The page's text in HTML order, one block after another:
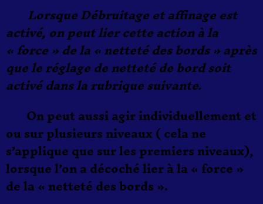
Lorsque Débruitage et affinage est
activé, on peut lier cette action à la
« force » de la « netteté des bords » après
que le réglage de netteté de bord soit
activé dans la rubrique suivante.
On peut aussi agir individuellement et
ou sur plusieurs niveaux ( cela ne
s’applique que sur les premiers niveaux),
lorsque l’on a décoché lier à la « force »
de la « netteté des bords ».